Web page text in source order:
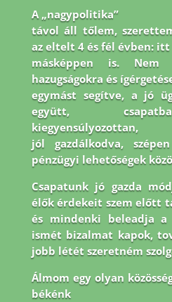
A „nagypolitika”
távol áll tőlem,
az eltelt 4 és fél évben:
másképpen is. Nem
hazugságokra és
egymást segítve, a jó
együtt,
kiegyensúlyozottan,
jól gazdálkodva,
pénzügyi lehetőségek
Csapatunk jó gazda
élők érdekeit szem előtt
és mindenki beleadja
ismét bizalmat kapok,
jobb létét szeretném
Álmom egy olyan
békénk